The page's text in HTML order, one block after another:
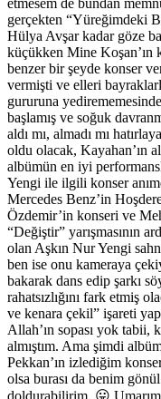
gerçekten “Yüreğimdeki
Hülya Avşar kadar göze
küçükken Mine
benzer bir şeyde konser
vermişti ve elleri
gururuna
başlamış ve soğuk
aldı mı, almadı mı
oldu olacak, Kayahan’ın
albümün en iyi
Yengi ile ilgili konser
Mercedes Benz’in
Özdemir’in konseri ve
“Değiştir” yarışmasının
olan Aşkın Nur Yengi
ben ise onu kameraya
bakarak dans edip şarkı
rahatsızlığını fark etmiş
ve kenara çekil” işareti
Allah’ın sopası yok tabii,
almıştım. Ama şimdi
Pekkan’ın izlediğim
olsa burası da benim
doldurabilirim. 😛 Umarım